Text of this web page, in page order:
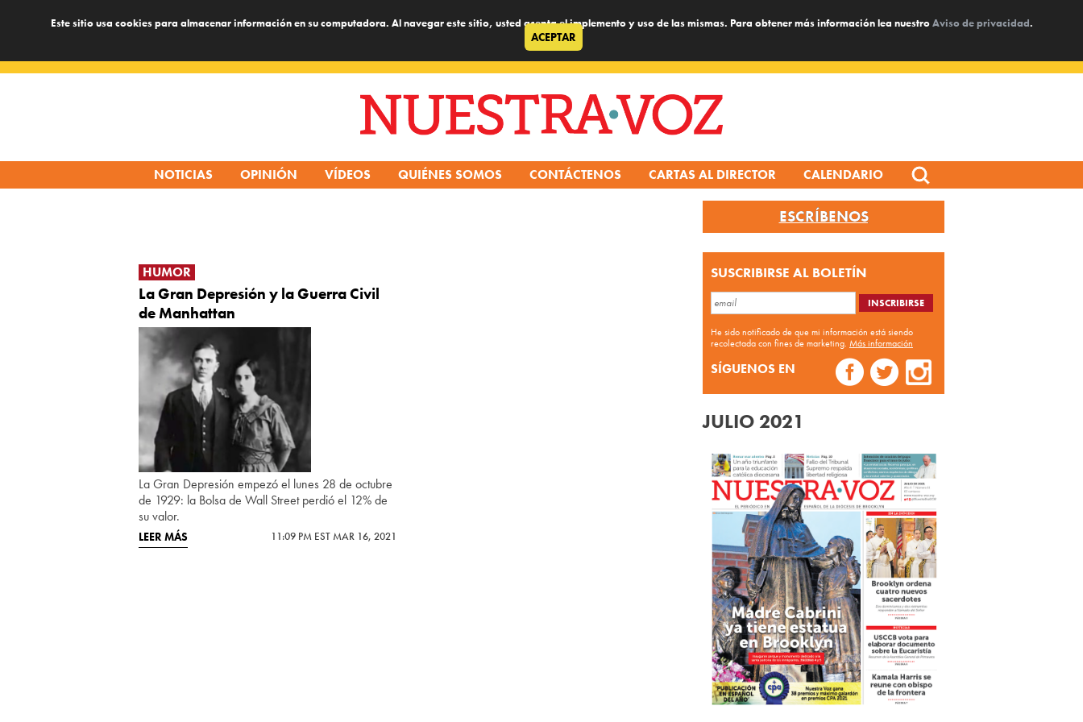
Este sitio usa cookies para almacenar información en su computadora. Al navegar este sitio, usted acepta el implemento y uso de las mismas. Para obtener más información lea nuestroAviso de privacidad.
ACEPTAR
NOTICIAS OPINIÓN VÍDEOS QUIÉNES SOMOS CONTÁCTENOS CARTAS AL DIRECTOR CALENDARIO
Search
for:
HUMOR
La Gran Depresión y la Guerra Civil
de Manhattan
La Gran Depresión empezó el lunes 28 de octubre
de 1929: la Bolsa de Wall Street perdió el 12% de
su valor.
LEER MÁS 11:09 PM EST MAR 16, 2021
ESCRÍBENOS
SUSCRIBIRSE AL BOLETÍN
He sido notificado de que mi información está siendo
recolectada con fines de marketing. Más información
SÍGUENOS EN
JULIO 2021